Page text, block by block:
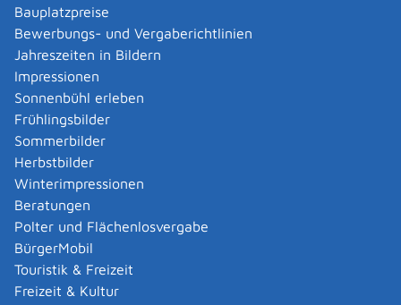
Bauplatzpreise
Bewerbungs- und Vergaberichtlinien
Jahreszeiten in Bildern
Impressionen
Sonnenbühl erleben
Frühlingsbilder
Sommerbilder
Herbstbilder
Winterimpressionen
Beratungen
Polter und Flächenlosvergabe
BürgerMobil
Touristik & Freizeit
Freizeit & Kultur
Fingerabdrücken gesetzlich verpflichtend.
Bei Fehlen eines Zeigefingers, ungenügender
Qualität des Fingerabdrucks oder Verletzungen der
Fingerkuppe, wird ersatzweise ein anderer Abdruck
genommen. Fingerabdrücke werden nur dann nicht
abgenommen, wenn dies aus medizinischen,
dauerhaft bestehenden Gründen unmöglich ist.
Bei der Beantragung können Sie
nach Ausstattung der Behörde - vor Ort erstellen
oder Sie lassen das Lichtbild im Vorfeld durch einen
zertifizierten Dienstleister (zum Beispiel einen
Fotografen oder den Fotoservice eines
Drogeriemarktes) anfertigen. Vom Dienstleister
erhalten Sie den Ausdruck eines Data-Matrix-Codes